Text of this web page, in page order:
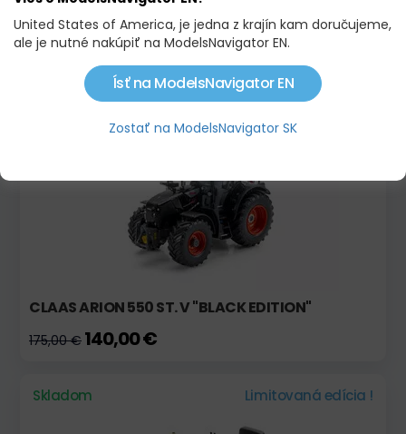
JOHN DEERE 620 S PLUHOM JD 555 - PRECISION
SERIES
335,00 €
Limitovaná edícia !
CLAAS ARION 550 ST. V "BLACK EDITION"
175,00 € 140,00 €
Skladom Limitovaná edícia !
United States of America, je jedna z krajín kam doručujeme,
ale je nutné nakúpiť na ModelsNavigator EN.
Ísť na ModelsNavigator EN
Zostať na ModelsNavigator SK